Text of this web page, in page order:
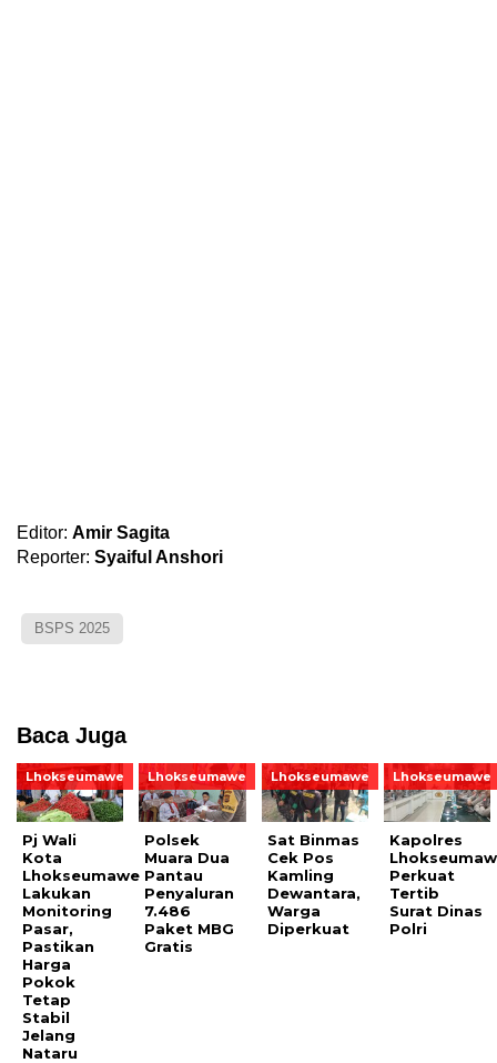
Editor: Amir Sagita
Reporter: Syaiful Anshori
BSPS 2025
Baca Juga
Lhokseumawe
Pj Wali
Kota
Lhokseumawe
Lakukan
Monitoring
Pasar,
Pastikan
Harga
Pokok
Tetap
Stabil
Jelang
Nataru
Lhokseumawe
Polsek
Muara Dua
Pantau
Penyaluran
7.486
Paket MBG
Gratis
Lhokseumawe
Sat Binmas
Cek Pos
Kamling
Dewantara,
Warga
Diperkuat
Lhokseumawe
Kapolres
Perkuat
Tertib
Surat Dinas
Polri